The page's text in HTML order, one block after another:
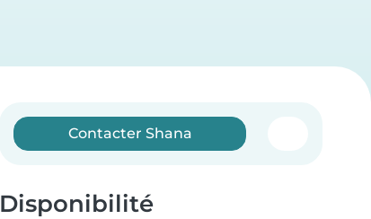
Contacter Shana
Disponibilité